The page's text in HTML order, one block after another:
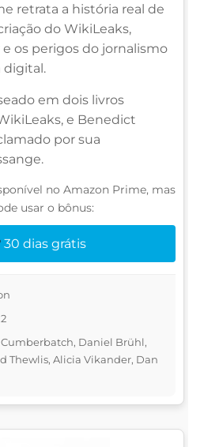
retrata a história real de
do WikiLeaks,
os perigos do jornalismo
digital.
em dois livros
e Benedict
por sua
no Amazon Prime, mas
usar o bônus:
30 dias grátis
Daniel Brühl,
Thewlis, Alicia Vikander, Dan